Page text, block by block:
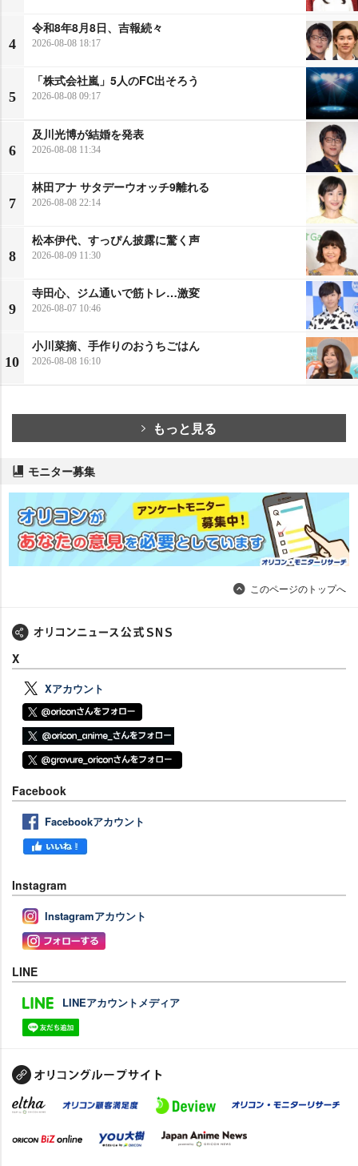
4
令和8年8月8日、吉報続々
2026-08-08 18:17
5
「株式会社嵐」5人のFC出そろう
2026-08-08 09:17
6
及川光博が結婚を発表
2026-08-08 11:34
7
林田アナ サタデーウオッチ9離れる
2026-08-08 22:14
8
松本伊代、すっぴん披露に驚く声
2026-08-09 11:30
9
寺田心、ジム通いで筋トレ…激変
2026-08-07 10:46
10
小川菜摘、手作りのおうちごはん
2026-08-08 16:10
もっと見る
モニター募集
このページのトップへ
X
Xアカウント
Facebook
Facebookアカウント
Instagram
Instagramアカウント
LINE
LINEアカウントメディア